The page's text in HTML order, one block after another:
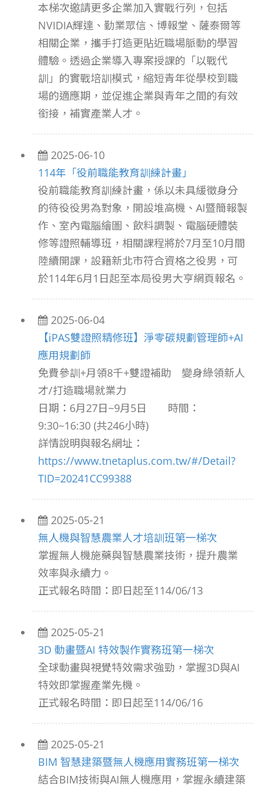
本梯次邀請更多企業加入實戰行列，包括
NVIDIA輝達、勤業眾信、博報堂、薩泰爾等
相關企業，攜手打造更貼近職場脈動的學習
體驗。透過企業導入專案授課的「以戰代
訓」的實戰培訓模式，縮短青年從學校到職
場的適應期，並促進企業與青年之間的有效
銜接，補實產業人才。
2025-06-10
114年「役前職能教育訓練計畫」
役前職能教育訓練計畫，係以未具緩徵身分
的待役役男為對象，開設堆高機、AI暨簡報製
作、室內電腦繪圖、飲料調製、電腦硬體裝
修等證照輔導班，相關課程將於7月至10月間
陸續開課，設籍新北市符合資格之役男，可
於114年6月1日起至本局役男大亨網頁報名。
2025-06-04
【iPAS雙證照精修班】淨零碳規劃管理師+AI
應用規劃師
免費參訓+月領8千+雙證補助 變身綠領新人
才/打造職場就業力
日期：6月27日~9月5日 時間：
9:30~16:30 (共246小時)
詳情說明與報名網址：
https://www.tnetaplus.com.tw/#/Detail?
TID=20241CC99388
2025-05-21
無人機與智慧農業人才培訓班第一梯次
掌握無人機施藥與智慧農業技術，提升農業
效率與永續力。
正式報名時間：即日起至114/06/13
2025-05-21
3D 動畫暨AI 特效製作實務班第一梯次
全球動畫與視覺特效需求強勁，掌握3D與AI
特效即掌握產業先機。
正式報名時間：即日起至114/06/16
2025-05-21
BIM 智慧建築暨無人機應用實務班第一梯次
結合BIM技術與AI無人機應用，掌握永續建築